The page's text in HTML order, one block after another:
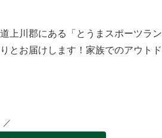
上川郡にある「とうまスポーツラン
とお届けします！家族でのアウトド